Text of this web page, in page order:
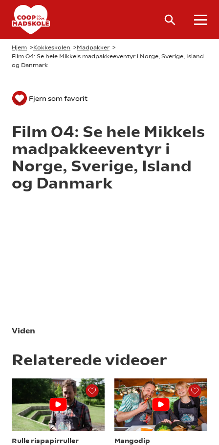
Hjem >Kokkeskolen >Madpakker >
Film 04: Se hele Mikkels madpakkeeventyr i Norge, Sverige, Island
og Danmark
Fjern som favorit
Film 04: Se hele Mikkels
madpakkeeventyr i
Norge, Sverige, Island
og Danmark
Viden
Relaterede videoer
Rulle rispapirruller Mangodip